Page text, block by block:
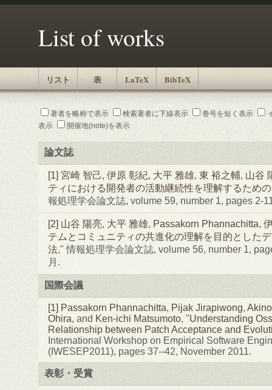
List of works
リスト 表 LaTeX BibTeX
著者を略称で表示 検索著者に下線表示 巻号を短く表示
表示
開催地(note)を表示
論文誌
[1] 宮崎 智己, 伊原 彰紀, 大平 雅雄, 東 裕之輔, 山谷
ティにおける開発者の活動継続性を理解するため
報処理学会論文誌, volume 59, number 1, pages 2-
[2] 山谷 陽亮, 大平 雅雄, Passakorn Phannachitta,
テムとコミュニティの共進化の理解を目的とした
法," 情報処理学会論文誌, volume 56, number 1,
月.
国際会議
[1] Passakorn Phannachitta, Pijak Jirapiwong,
Ohira, and Ken-ichi Matsumoto, "Understanding
Relationship between Patch Acceptance and
International Workshop on Empirical Software
(IWESEP2011), pages 37--42, November 2011.
表彰・受賞